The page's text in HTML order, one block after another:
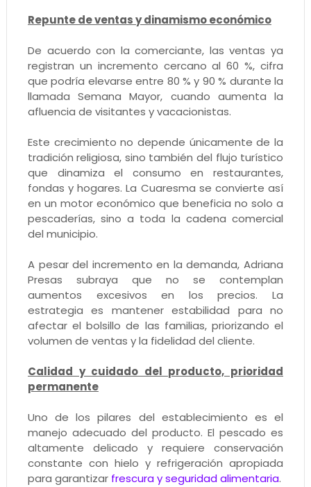
Repunte de ventas y dinamismo económico
De acuerdo con la comerciante, las ventas ya
registran un incremento cercano al 60 %, cifra
que podría elevarse entre 80 % y 90 % durante la
llamada Semana Mayor, cuando aumenta la
afluencia de visitantes y vacacionistas.
Este crecimiento no depende únicamente de la
tradición religiosa, sino también del flujo turístico
que dinamiza el consumo en restaurantes,
fondas y hogares. La Cuaresma se convierte así
en un motor económico que beneficia no solo a
pescaderías, sino a toda la cadena comercial
del municipio.
A pesar del incremento en la demanda, Adriana
Presas subraya que no se contemplan
aumentos excesivos en los precios. La
estrategia es mantener estabilidad para no
afectar el bolsillo de las familias, priorizando el
volumen de ventas y la fidelidad del cliente.
Calidad y cuidado del producto, prioridad
permanente
Uno de los pilares del establecimiento es el
manejo adecuado del producto. El pescado es
altamente delicado y requiere conservación
constante con hielo y refrigeración apropiada
para garantizar frescura y seguridad alimentaria.